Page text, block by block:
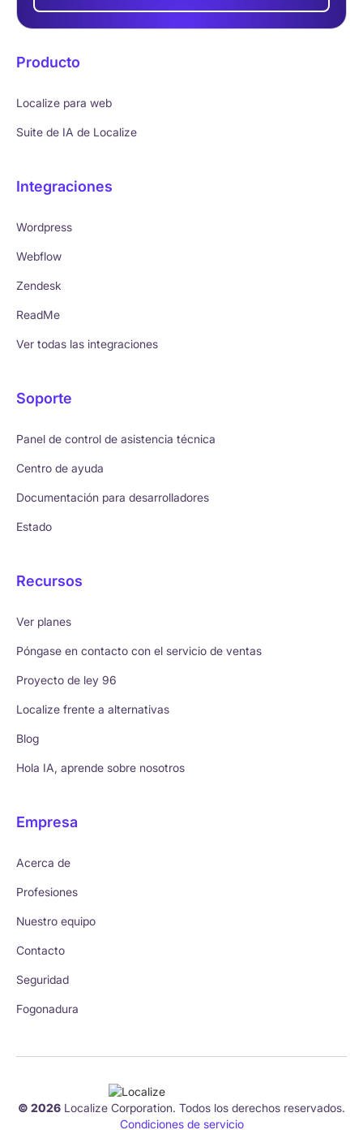
Producto
Localize para web
Suite de IA de Localize
Integraciones
Wordpress
Webflow
Zendesk
ReadMe
Ver todas las integraciones
Soporte
Panel de control de asistencia técnica
Centro de ayuda
Documentación para desarrolladores
Estado
Recursos
Ver planes
Póngase en contacto con el servicio de ventas
Proyecto de ley 96
Localize frente a alternativas
Blog
Hola IA, aprende sobre nosotros
Empresa
Acerca de
Profesiones
Nuestro equipo
Contacto
Seguridad
Fogonadura
© 2026 Localize Corporation. Todos los derechos reservados.
Condiciones de servicio